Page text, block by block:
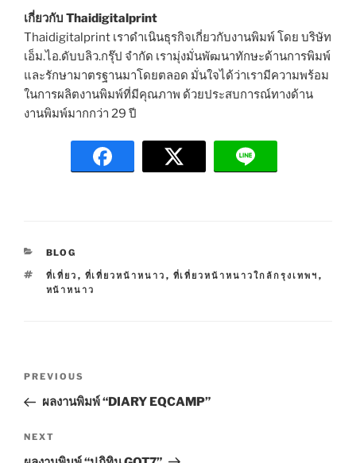
เกี่ยวกับ Thaidigitalprint
Thaidigitalprint เราดำเนินธุรกิจเกี่ยวกับงานพิมพ์ โดย บริษัท
เอ็ม.ไอ.ดับบลิว.กรุ๊ป จำกัด เรามุ่งมั่นพัฒนาทักษะด้านการพิมพ์
และรักษามาตรฐานมาโดยตลอด มั่นใจได้ว่าเรามีความพร้อม
ในการผลิตงานพิมพ์ที่มีคุณภาพ ด้วยประสบการณ์ทางด้าน
งานพิมพ์มากกว่า 29 ปี
C
T
E
S
BLOG
T
A
ที่เที่ยว , ที่เที่ยวหน้าหนาว , ที่เที่ยวหน้าหนาวใกล้กรุงเทพฯ ,
หน้าหนาว
s
t
n
P
r
v
PREVIOUS
ผลงานพิมพ์ “DIARY EQCAMP”
N
e
NEXT